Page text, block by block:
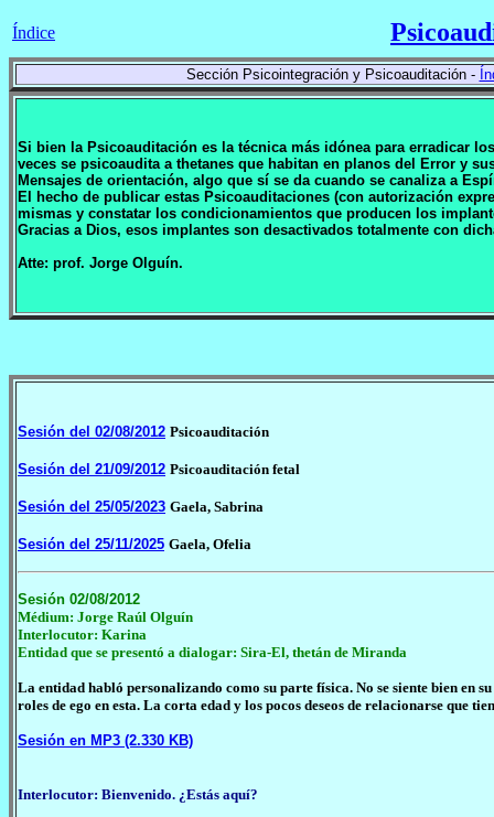
Índice
Sección Psicointegración y Psicoauditación -
Si bien la Psicoauditación es la técnica más idónea para erradicar
veces se psicoaudita a thetanes que habitan en planos del Error y
Mensajes de orientación, algo que sí se da cuando se canaliza a
El hecho de publicar estas Psicoauditaciones (con autorización
mismas y constatar los condicionamientos que producen los
Gracias a Dios, esos implantes son desactivados totalmente con
Atte: prof. Jorge Olguín.
Sesión del 02/08/2012 Psicoauditación
Sesión del 21/09/2012 Psicoauditación fetal
Sesión del 25/05/2023 Gaela, Sabrina
Sesión del 25/11/2025 Gaela, Ofelia
Sesión 02/08/2012
Médium: Jorge Raúl Olguín
Interlocutor: Karina
Entidad que se presentó a dialogar: Sira-El, thetán de Miranda
La entidad habló personalizando como su parte física. No se siente bien en
roles de ego en esta. La corta edad y los pocos deseos de relacionarse que
Sesión en MP3 (2.330 KB)
Interlocutor: Bienvenido. ¿Estás aquí?